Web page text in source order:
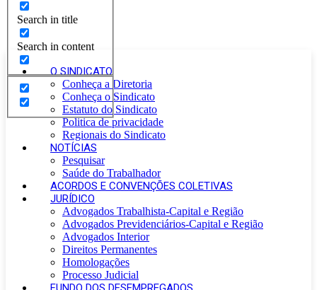
Search in title
Search in content
O SINDICATO
Conheça a Diretoria
Conheça o Sindicato
Estatuto do Sindicato
Politica de privacidade
Regionais do Sindicato
NOTÍCIAS
Pesquisar
Saúde do Trabalhador
ACORDOS E CONVENÇÕES COLETIVAS
JURÍDICO
Advogados Trabalhista-Capital e Região
Advogados Previdenciários-Capital e Região
Advogados Interior
Direitos Permanentes
Homologações
Processo Judicial